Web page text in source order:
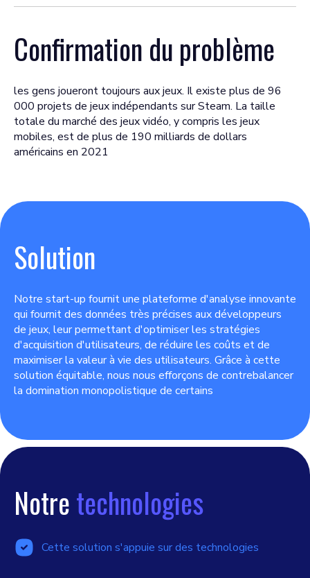
Confirmation du problème
les gens joueront toujours aux jeux. Il existe plus de 96
000 projets de jeux indépendants sur Steam. La taille
totale du marché des jeux vidéo, y compris les jeux
mobiles, est de plus de 190 milliards de dollars
américains en 2021
Solution
Notre start-up fournit une plateforme d'analyse innovante
qui fournit des données très précises aux développeurs
de jeux, leur permettant d'optimiser les stratégies
d'acquisition d'utilisateurs, de réduire les coûts et de
maximiser la valeur à vie des utilisateurs. Grâce à cette
solution équitable, nous nous efforçons de contrebalancer
la domination monopolistique de certains
Notretechnologies
Cette solution s'appuie sur des technologies